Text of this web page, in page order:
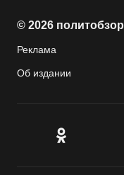
© 2026 политобзор
Реклама
Об издании